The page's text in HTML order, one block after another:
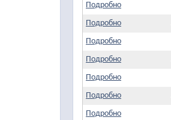
Подробно
Подробно
Подробно
Подробно
Подробно
Подробно
Подробно